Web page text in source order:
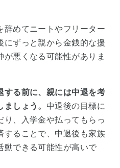
辞めてニートやフリーター
にずっと親から金銭的な援
が悪くなる可能性がありま
する前に、親には中退を考
しょう。 中退後の目標に
り、入学金や払ってもらっ
することで、中退後も家族
動できる可能性が高いで